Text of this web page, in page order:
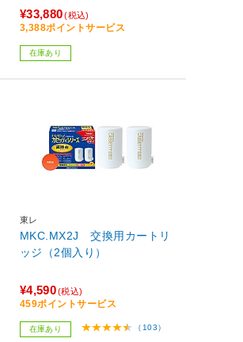
¥33,880(税込)
3,388ポイントサービス
在庫あり
東レ
MKC.MX2J 交換用カートリ
ッジ（2個入り）
¥4,590(税込)
459ポイントサービス
在庫あり （103）